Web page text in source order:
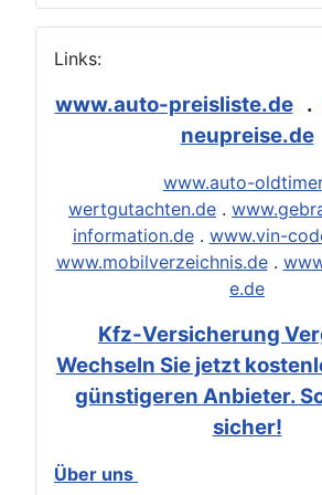
Links:
www.auto-preisliste.de.
neupreise.de
www.auto-
wertgutachten.de .
information.de. www.vin-
www.mobilverzeichnis.de.
e.de
Kfz-Versicherung
Wechseln Sie jetzt
günstigeren Anbieter.
sicher!
Über uns